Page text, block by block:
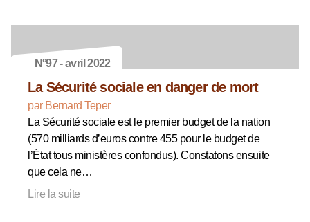
N°97 - avril 2022
La Sécurité sociale en danger de mort
par Bernard Teper
La Sécurité sociale est le premier budget de la nation
(570 milliards d’euros contre 455 pour le budget de
l’État tous ministères confondus). Constatons ensuite
que cela ne…
Lire la suite